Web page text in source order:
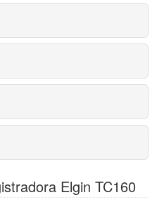
Elgin TC160